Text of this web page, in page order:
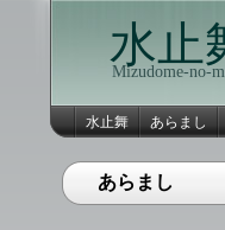
水止
Mizudome-no-
水止舞 あらまし
あらまし